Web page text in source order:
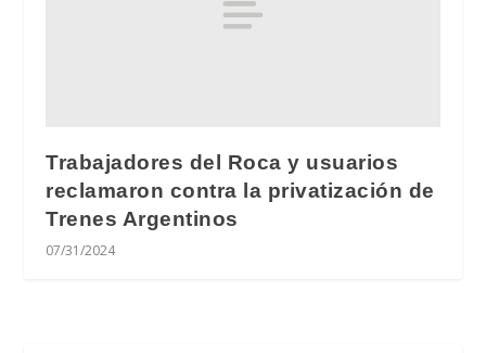
Trabajadores del Roca y usuarios
reclamaron contra la privatización de
Trenes Argentinos
07/31/2024